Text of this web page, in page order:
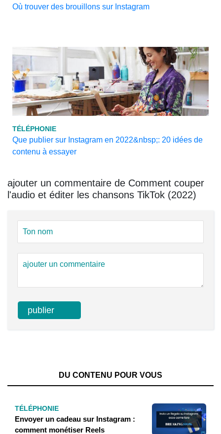
Où trouver des brouillons sur Instagram
TÉLÉPHONIE
Que publier sur Instagram en 2022&nbsp;: 20 idées de
contenu à essayer
ajouter un commentaire de Comment couper
l'audio et éditer les chansons TikTok (2022)
DU CONTENU POUR VOUS
TÉLÉPHONIE
Envoyer un cadeau sur Instagram :
comment monétiser Reels